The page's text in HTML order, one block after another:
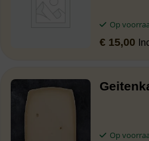
Op
€ 15,00
Op